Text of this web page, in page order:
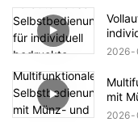
2026
mit
2026